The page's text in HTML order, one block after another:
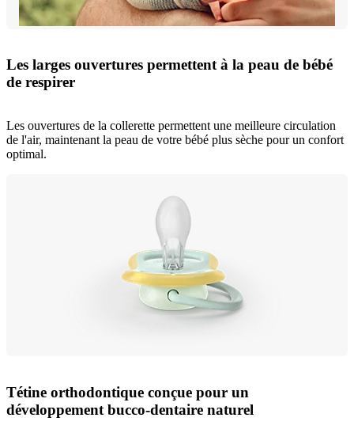
Les larges ouvertures permettent à la peau de bébé
de respirer
Les ouvertures de la collerette permettent une meilleure circulation
de l'air, maintenant la peau de votre bébé plus sèche pour un confort
optimal.
Tétine orthodontique conçue pour un
développement bucco-dentaire naturel